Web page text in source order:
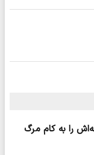
را به کام مرگ